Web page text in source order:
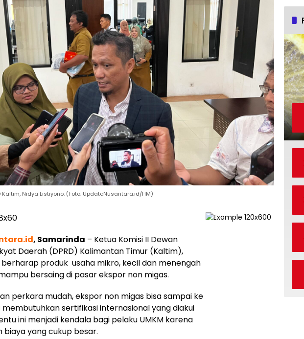
Kaltim, Nidya Listiyono. (Foto: UpdateNusantara.id/HM)
, Samarinda – Ketua Komisi II Dewan
Daerah (DPRD) Kalimantan Timur (Kaltim),
berharap produk usaha mikro, kecil dan menengah
bersaing di pasar ekspor non migas.
perkara mudah, ekspor non migas bisa sampai ke
sertifikasi internasional yang diakui
ini menjadi kendala bagi pelaku UMKM karena
yang cukup besar.